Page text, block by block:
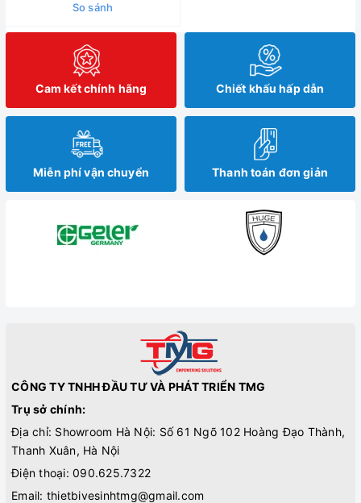
So sánh
Cam kết chính hãng Chiết khấu hấp dẫn
Miễn phí vận chuyển Thanh toán đơn giản
CÔNG TY TNHH ĐẦU TƯ VÀ PHÁT TRIỂN TMG
Trụ sở chính:
Địa chỉ: Showroom Hà Nội: Số 61 Ngõ 102 Hoàng Đạo Thành,
Thanh Xuân, Hà Nội
Điện thoại: 090.625.7322
Email: thietbivesinhtmg@gmail.com